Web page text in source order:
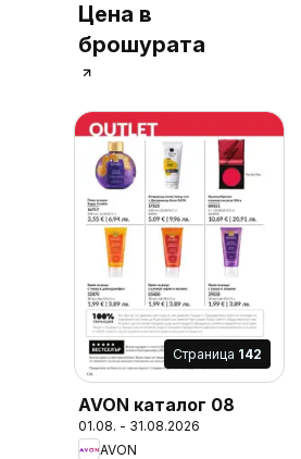
Цена в
брошурата
Cтраница 142
AVON каталог 08
01.08. - 31.08.2026
AVON